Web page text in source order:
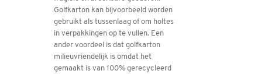
Golfkarton kan bijvoorbeeld worden
gebruikt als tussenlaag of om holtes
in verpakkingen op te vullen. Een
ander voordeel is dat golfkarton
milieuvriendelijk is omdat het
gemaakt is van 100% gerecycleerd